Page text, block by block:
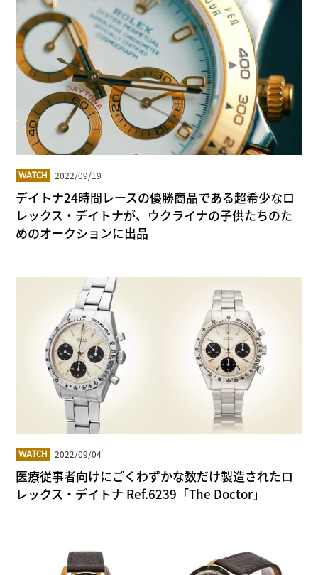
WATCH 2022/09/19
デイトナ24時間レースの優勝商品である超希少なロ
レックス・デイトナが、ウクライナの子供たちのた
めのオークションに出品
WATCH 2022/09/04
医療従事者向けにごくわずかな数だけ製造されたロ
レックス・デイトナ Ref.6239「The Doctor」